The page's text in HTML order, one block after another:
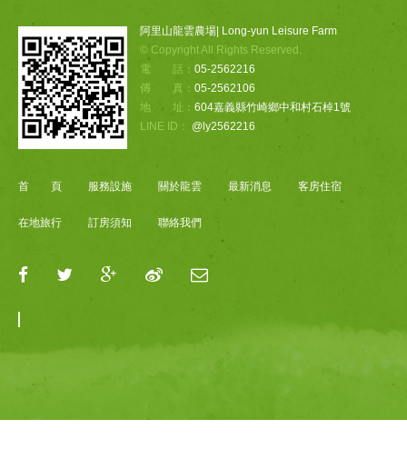
阿里山龍雲農場| Long-yun Leisure Farm
© Copyright All Rights Reserved.
電 話： 05-2562216
傳 真： 05-2562106
地 址： 604嘉義縣竹崎鄉中和村石棹1號
LINE ID：
@ly2562216
首 頁 服務設施 關於龍雲 最新消息 客房住宿
在地旅行 訂房須知 聯絡我們